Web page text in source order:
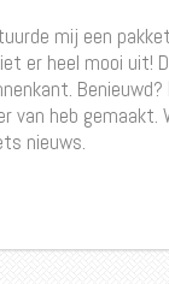
mij een
er heel mooi uit!
Benieuwd?
van heb gemaakt.
nieuws.